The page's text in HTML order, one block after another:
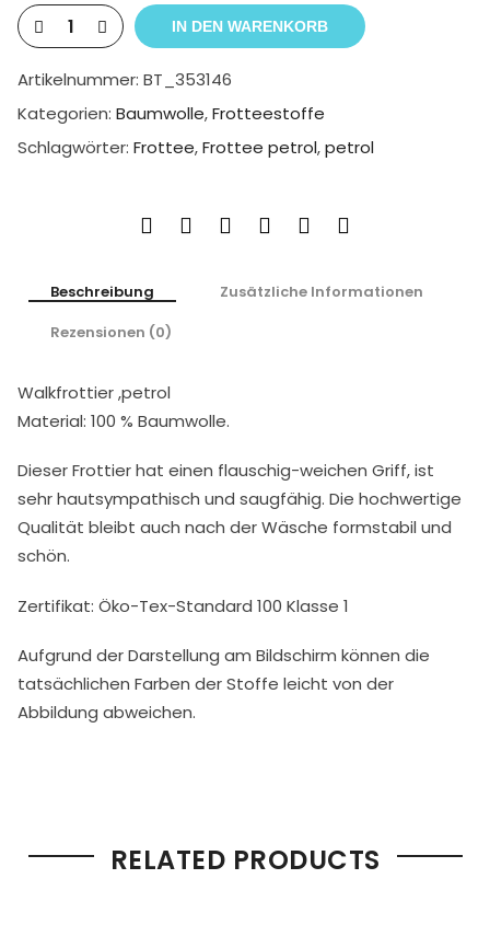
IN DEN WARENKORB
Artikelnummer: BT_353146
Kategorien: Baumwolle,Frotteestoffe
Schlagwörter: Frottee,Frottee petrol,petrol
Beschreibung
Zusätzliche Informationen
Rezensionen (0)
Walkfrottier ,petrol
Material: 100 % Baumwolle.
Dieser Frottier hat einen flauschig-weichen Griff, ist
sehr hautsympathisch und saugfähig. Die hochwertige
Qualität bleibt auch nach der Wäsche formstabil und
schön.
Zertifikat: Öko-Tex-Standard 100 Klasse 1
Aufgrund der Darstellung am Bildschirm können die
tatsächlichen Farben der Stoffe leicht von der
Abbildung abweichen.
RELATED PRODUCTS